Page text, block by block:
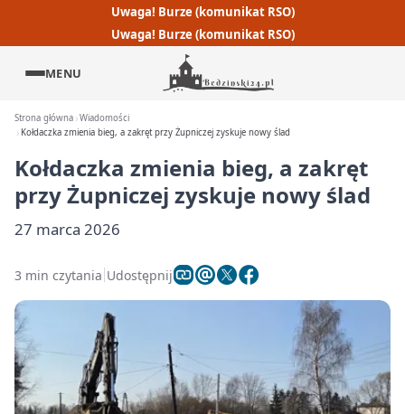
Uwaga! Burze (komunikat RSO)
Uwaga! Burze (komunikat RSO)
MENU
Strona główna Wiadomości
Kołdaczka zmienia bieg, a zakręt przy Żupniczej zyskuje nowy ślad
Kołdaczka zmienia bieg, a zakręt
przy Żupniczej zyskuje nowy ślad
27 marca 2026
3 min czytania Udostępnij